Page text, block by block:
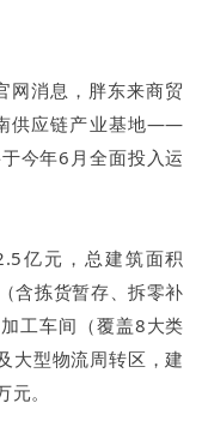
网消息，胖东来商贸
供应链产业基地——
今年6月全面投入运
亿元，总建筑面积
含拣货暂存、拆零补
工车间（覆盖8大类
大型物流周转区，建
。